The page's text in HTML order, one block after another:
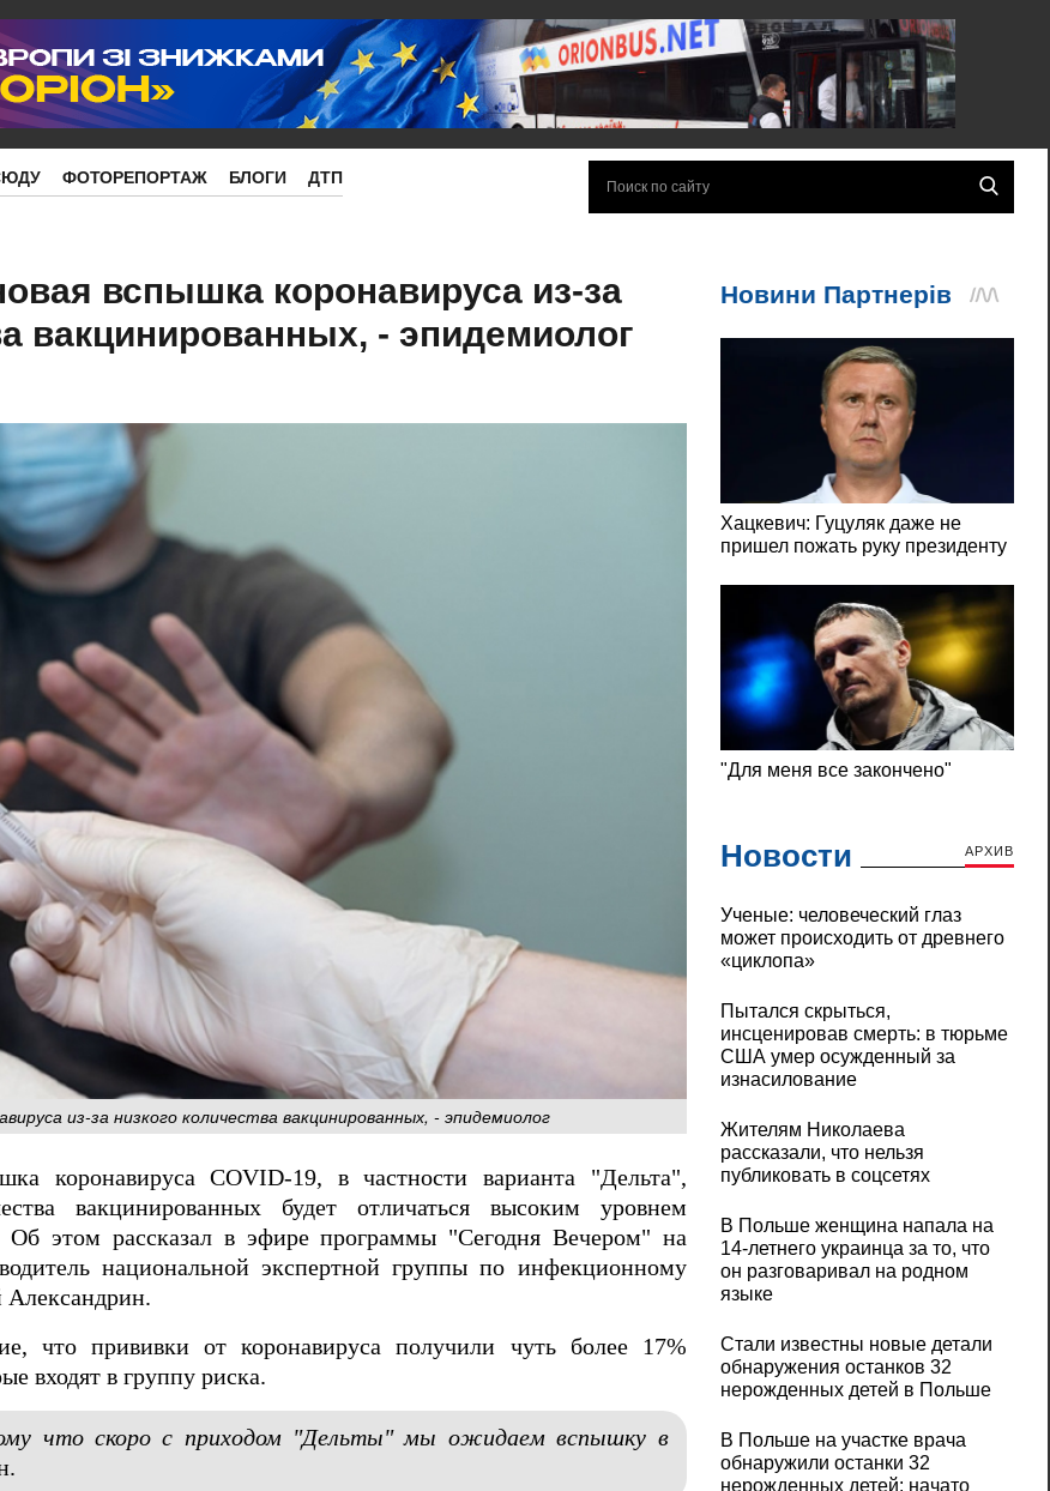
ФОТОРЕПОРТАЖ БЛОГИ ДТП
вспышка коронавируса из-за
вакцинированных, - эпидемиолог
из-за низкого количества вакцинированных, - эпидемиолог
коронавируса COVID-19, в частности варианта "Дельта",
вакцинированных будет отличаться высоким уровнем
Об этом рассказал в эфире программы "Сегодня Вечером" на
национальной экспертной группы по инфекционному
что прививки от коронавируса получили чуть более 17%
входят в группу риска.
что скоро с приходом "Дельты" мы ожидаем вспышку в
Новости АРХИВ
Ученые: человеческий глаз
может происходить от древнего
«циклопа»
Пытался скрыться,
инсценировав смерть: в тюрьме
США умер осужденный за
изнасилование
Жителям Николаева
рассказали, что нельзя
публиковать в соцсетях
В Польше женщина напала на
14-летнего украинца за то, что
он разговаривал на родном
языке
Стали известны новые детали
обнаружения останков 32
нерожденных детей в Польше
В Польше на участке врача
обнаружили останки 32
нерожденных детей: начато